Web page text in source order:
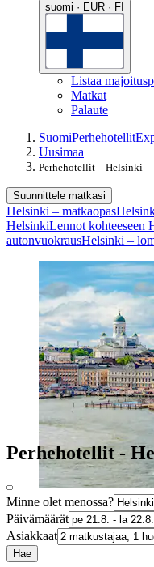
suomi · EUR · FI
Listaa
Matkat
Palaute
SuomiPerhehotellit
Uusimaa
Perhehotellit – Helsinki
Suunnittele matkasi
Helsinki – matkaopas
HelsinkiLennot kohteeseen
autonvuokrausHelsinki –
Perhehotellit -
Minne olet menossa?
Päivämäärät
Asiakkaat
Hae